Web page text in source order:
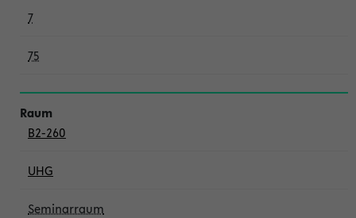
7
75
B2-260
UHG
Seminarraum